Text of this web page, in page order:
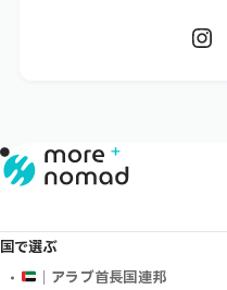
国で選ぶ
｜アラブ首長国連邦